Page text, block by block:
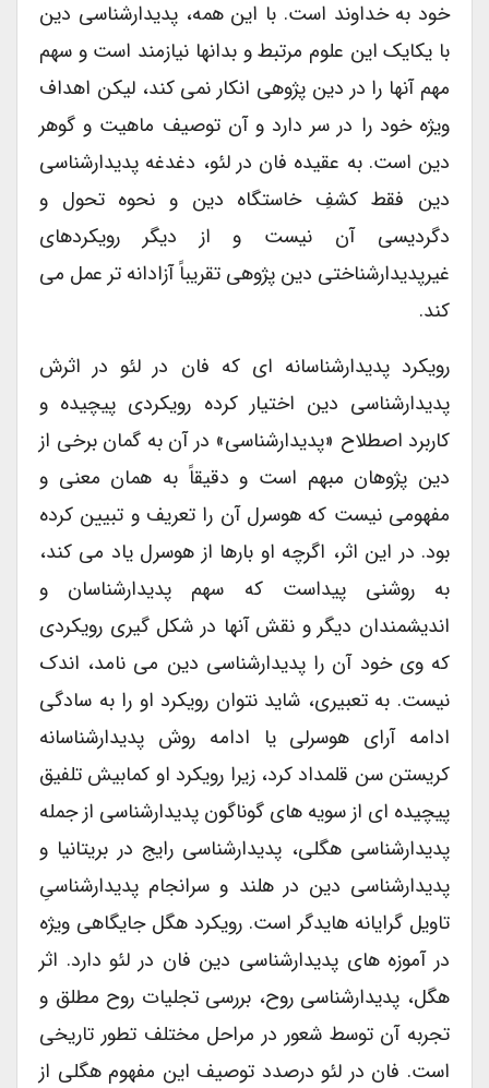
خود به خداوند است. با این همه، پدیدارشناسی دین
با یکایک این علوم مرتبط و بدانها نیازمند است و سهم
مهم آنها را در دین پژوهی انکار نمی کند، لیکن اهداف
ویژه خود را در سر دارد و آن توصیف ماهیت و گوهر
دین است. به عقیده فان در لئو، دغدغه پدیدارشناسی
دین فقط کشفِ خاستگاه دین و نحوه تحول و
دگردیسی آن نیست و از دیگر رویکردهای
غیرپدیدارشناختی دین پژوهی تقریباً آزادانه تر عمل می
کند.
رویکرد پدیدارشناسانه ای که فان در لئو در اثرش
پدیدارشناسی دین اختیار کرده رویکردی پیچیده و
کاربرد اصطلاح «پدیدارشناسی» در آن به گمان برخی از
دین پژوهان مبهم است و دقیقاً به همان معنی و
مفهومی نیست که هوسرل آن را تعریف و تبیین کرده
بود. در این اثر، اگرچه او بارها از هوسرل یاد می کند،
به روشنی پیداست که سهم پدیدارشناسان و
اندیشمندان دیگر و نقش آنها در شکل گیری رویکردی
که وی خود آن را پدیدارشناسی دین می نامد، اندک
نیست. به تعبیری، شاید نتوان رویکرد او را به سادگی
ادامه آرای هوسرلی یا ادامه روش پدیدارشناسانه
کریستن سن قلمداد کرد، زیرا رویکرد او کمابیش تلفیق
پیچیده ای از سویه های گوناگون پدیدارشناسی از جمله
پدیدارشناسی هگلی، پدیدارشناسی رایج در بریتانیا و
پدیدارشناسی دین در هلند و سرانجام پدیدارشناسیِ
تاویل گرایانه هایدگر است. رویکرد هگل جایگاهی ویژه
در آموزه های پدیدارشناسی دین فان در لئو دارد. اثر
هگل، پدیدارشناسی روح، بررسی تجلیات روح مطلق و
تجربه آن توسط شعور در مراحل مختلف تطور تاریخی
است. فان در لئو درصدد توصیف این مفهوم هگلی از